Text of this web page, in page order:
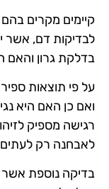
קיימים מקרים
לבדיקות דם, אשר
בדלקת גרון והאם
על פי תוצאות
ואם כן האם היא
רגישה מספיק
לאבחנה רק לעתים
בדיקה נוספת אשר